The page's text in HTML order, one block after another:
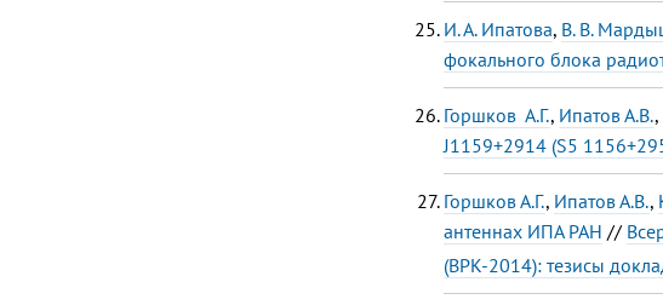
И. А. Ипатова, В. В.
фокального блока
Горшков А.Г., Ипатов А.В.,
J1159+2914 (S5
Горшков А.Г., Ипатов А.В.,
антеннах ИПА РАН //
(ВРК-2014): тезисы